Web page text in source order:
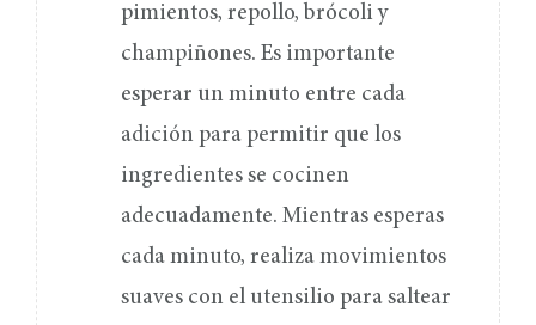
pimientos, repollo, brócoli y
champiñones. Es importante
esperar un minuto entre cada
adición para permitir que los
ingredientes se cocinen
adecuadamente. Mientras esperas
cada minuto, realiza movimientos
suaves con el utensilio para saltear